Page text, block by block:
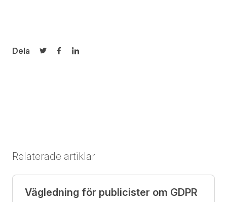
Dela
Dela på Twitter
Dela på Facebook
Dela på LinkedIn
Relaterade artiklar
Vägledning för publicister om GDPR